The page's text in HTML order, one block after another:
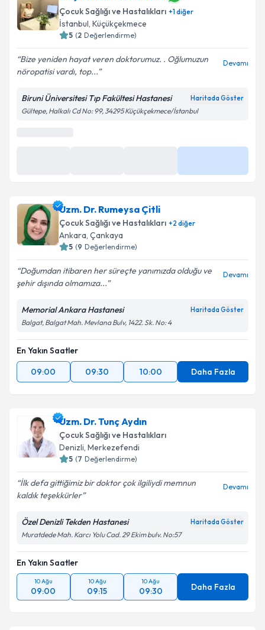
E-posta Adresiniz
Metni'ni okudum ve kişisel verilerimin belirtilen
kapsamda işlenmesini kabul ediyorum.
Doç. Dr. Elif Acar Arslan
Çocuk Sağlığı ve Hastalıkları diğer
İstanbul, Küçükçekmece
( Değerlendirme)
Bize yeniden hayat veren doktorumuz. . Oğlumuzun
nöropatisi vardı, top...
Biruni Üniversitesi Tıp Fakültesi Hastanesi
Gültepe, Halkalı Cd No: 99, 34295 Küçükçekmece/İstanbul
Uzm. Dr. Rumeysa Çitli
Çocuk Sağlığı ve Hastalıkları diğer
Ankara, Çankaya
Değerlendirme)
Doğumdan itibaren her süreçte yanımızda olduğu ve
şehir dışında olmamıza...
Balgat, Balgat Mah. Mevlana Bulv, 1422. Sk. No: 4
Uzm. Dr. Tunç Aydın
Çocuk Sağlığı ve Hastalıkları
Denizli ,Merkezefendi
Değerlendirme)
İlk defa gittiğimiz bir doktor çok ilgiliydi memnun
kaldık teşekkürler
Özel Denizli Tekden Hastanesi
10 Ağu
09:00
10 Ağu
09:15
10 Ağu
09:30